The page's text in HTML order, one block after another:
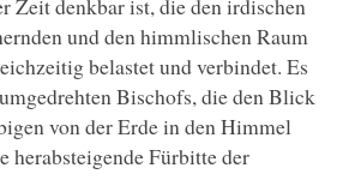
und den himmlischen Raum
belastet und verbindet. Es
Bischofs, die den Blick
von der Erde in den Himmel
herabsteigende Fürbitte der